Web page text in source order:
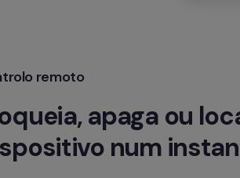
remoto
apaga ou
num